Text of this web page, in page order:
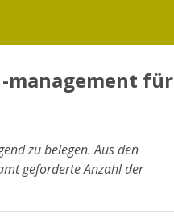
management für
zu belegen. Aus den
geforderte Anzahl der